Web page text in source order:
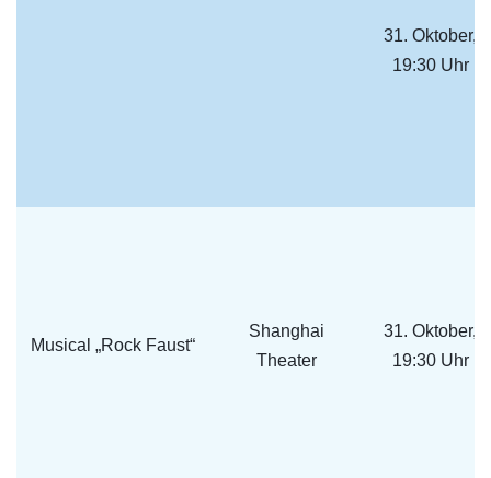
31. Oktober,
19:30 Uhr
Musical „Rock Faust“
Shanghai
Theater
31. Oktober,
19:30 Uhr